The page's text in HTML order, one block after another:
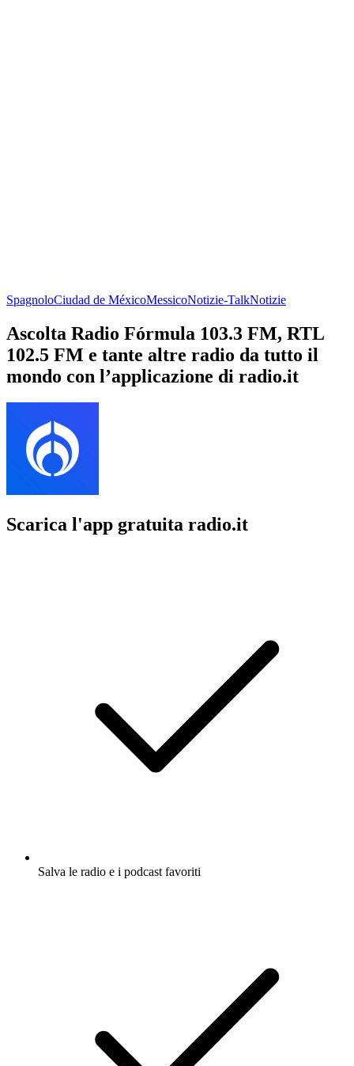
SpagnoloCiudad de MéxicoMessicoNotizie-TalkNotizie
Ascolta Radio Fórmula 103.3 FM, RTL
102.5 FM e tante altre radio da tutto il
mondo con l’applicazione di radio.it
Scarica l'app gratuita radio.it
Salva le radio e i podcast favoriti